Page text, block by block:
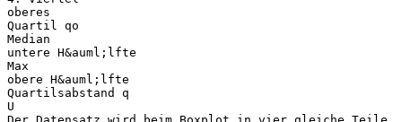
oberes
Quartil qo
Median
untere H&auml;lfte
Max
obere H&auml;lfte
Quartilsabstand q
U